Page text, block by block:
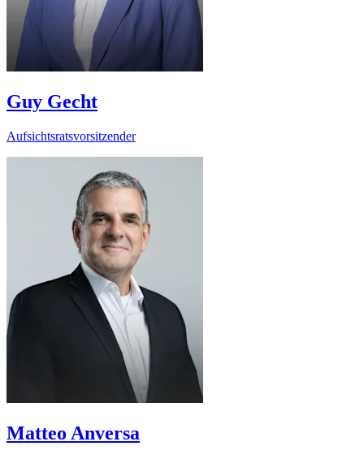
Guy Gecht
Aufsichtsratsvorsitzender
Matteo Anversa